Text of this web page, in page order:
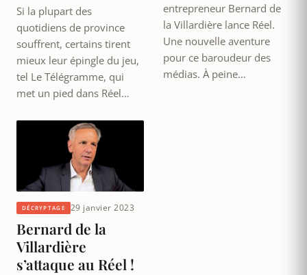
Si la plupart des
quotidiens de province
souffrent, certains tirent
mieux leur épingle du jeu,
tel Le Télégramme, qui
met un pied dans Réel…
entrepreneur Bernard de
la Villardière lance Réel.
Une nouvelle aventure
pour ce baroudeur des
médias. À peine…
DÉCRYPTAGE 29 janvier 2023
Bernard de la
Villardière
s’attaque au Réel !